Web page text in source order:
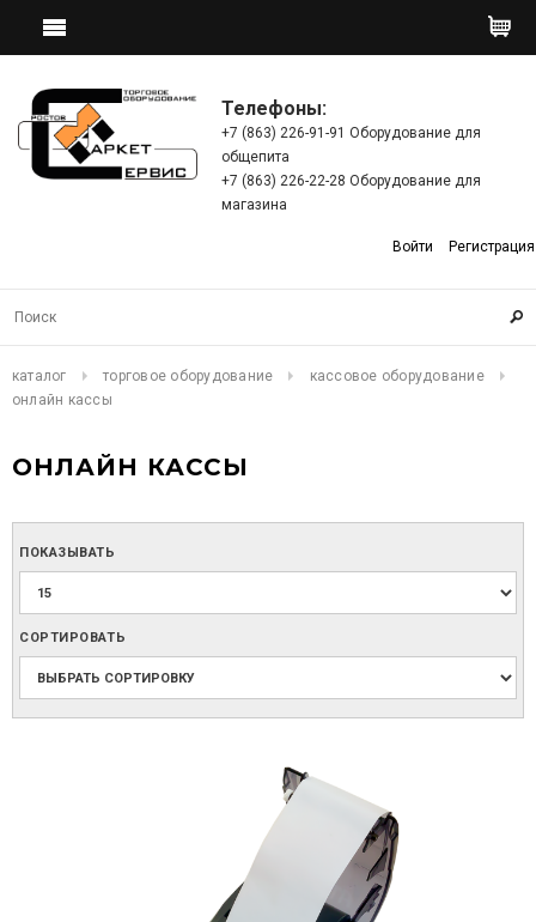
Телефоны:
+7 (863) 226-91-91 Оборудование для
общепита
+7 (863) 226-22-28 Оборудование для
магазина
Войти Регистрация
каталог торговое оборудование
кассовое оборудование
онлайн кассы
ОНЛАЙН КАССЫ
ПОКАЗЫВАТЬ
СОРТИРОВАТЬ